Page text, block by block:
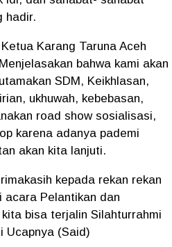
hadir.
Karang Taruna Aceh
bahwa kami akan
SDM, Keikhlasan,
ukhuwah, kebebasan,
road show sosialisasi,
karena adanya pademi
akan kita lanjuti.
kepada rekan rekan
acara Pelantikan dan
bisa terjalin Silahturrahmi
Ucapnya (Said)